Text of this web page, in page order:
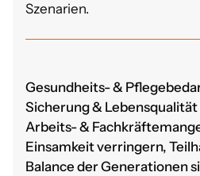
Szenarien.
Gesundheits- &
Sicherung &
Arbeits- &
Einsamkeit verringern,
Balance der Generationen